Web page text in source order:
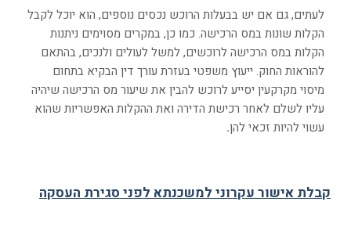
לעתים, גם אם יש בבעלות הרוכש נכסים נוספים, הוא יוכל לקבל
הקלות שונות במס הרכישה. כמו כן, במקרים מסוימים ניתנות
הקלות במס הרכישה לרוכשים, למשל לעולים ולנכים, בהתאם
להוראות החוק. ייעוץ משפטי בעזרת עורך דין הבקיא בתחום
מיסוי מקרקעין יסייע לרוכש להבין את שיעור מס הרכישה שיהיה
עליו לשלם לאחר רכישת הדירה ואת ההקלות האפשריות שהוא
עשוי להיות זכאי להן.
קבלת אישור עקרוני למשכנתא לפני סגירת העסקה